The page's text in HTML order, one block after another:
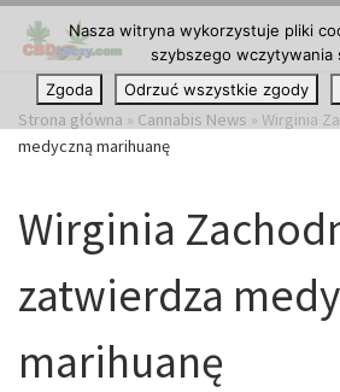
Przejdź do treści
Strona główna » Cannabis News » Wirginia
medyczną marihuanę
Wirginia
zatwierdza
marihuanę
Nasza witryna wykorzystuje pliki
szybszego wczytywania
Zgoda
Odrzuć wszystkie zgody